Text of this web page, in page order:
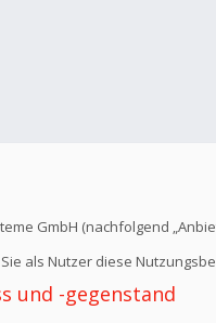
GmbH (nachfolgend
als Nutzer diese
und -gegenstand